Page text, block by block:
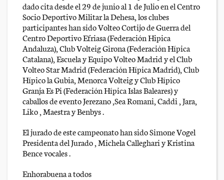
dado cita desde el 29 de junio al 1 de Julio en el Centro
Socio Deportivo Militar la Dehesa, los clubes
participantes han sido Volteo Cortijo de Guerra del
Centro Deportivo Efriasa (Federación Hipica
Andaluza), Club Volteig Girona (Federación Hípica
Catalana), Escuela y Equipo Volteo Madrid y el Club
Volteo Star Madrid (Federación Hípica Madrid), Club
Hípico la Gubia, Menorca Volteig y Club Hípico
Granja Es Pi (Federación Hípica Islas Baleares) y
caballos de evento Jerezano ,Sea Romani, Caddi , Jara,
Liko , Maestra y Benbys .
El jurado de este campeonato han sido Simone Vogel
Presidenta del Jurado , Michela Calleghari y Kristina
Bence vocales .
Enhorabuena a todos